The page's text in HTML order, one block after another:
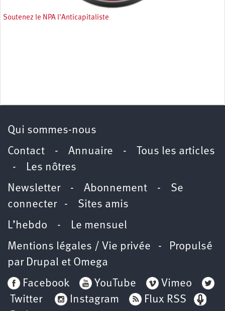
Soutenez le NPA l'Anticapitaliste
Qui sommes-nous
Contact - Annuaire -
Tous les articles
-
Les nôtres
Newsletter- Abonnement - Se
connecter- Sites amis
L’hebdo -
Le mensuel
Mentions légales / Vie privée - Propulsé
par Drupal et Omega
Facebook
YouTube
Vimeo
Twitter
Instagram
Flux RSS